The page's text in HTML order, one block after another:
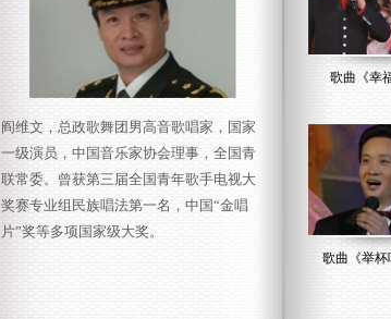
阎维文，总政歌舞团男高音歌唱家，国家
一级演员，中国音乐家协会理事，全国青
联常委。曾获第三届全国青年歌手电视大
奖赛专业组民族唱法第一名，中国“金唱
片”奖等多项国家级大奖。
歌曲《幸
歌曲《举杯